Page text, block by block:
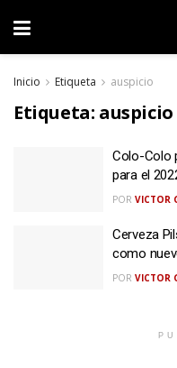
Inicio Etiqueta auspicio
Etiqueta: auspicio
Colo-Colo
para el
POR VICTOR
Cerveza
como
POR VICTOR